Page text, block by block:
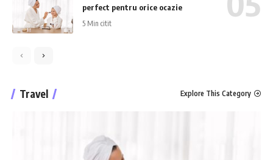
perfect pentru orice ocazie
5 Min citit
Travel Explore This Category